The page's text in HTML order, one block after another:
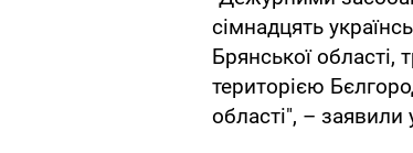
сімнадцять
Брянської області,
територією
області", –